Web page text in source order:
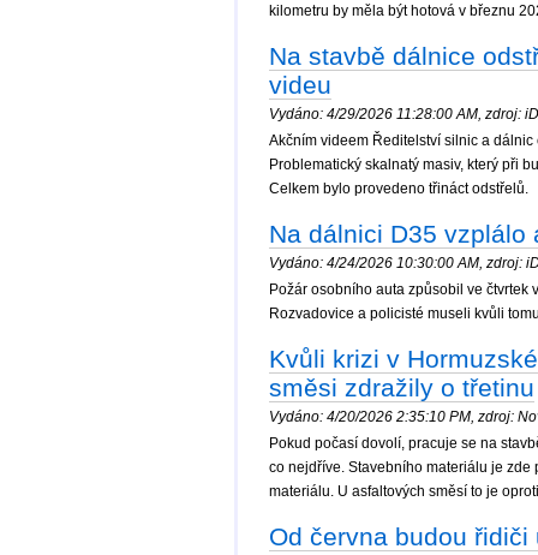
kilometru by měla být hotová v březnu
Na stavbě dálnice
videu
Vydáno: 4/29/2026 11:28:00 AM, zdroj:
Akčním videem Ředitelství silnic a
Problematický skalnatý masiv, který při
Celkem bylo provedeno třináct odstřelů.
Na dálnici D35 vzplálo
Vydáno: 4/24/2026 10:30:00 AM, zdroj:
Požár osobního auta způsobil ve
Rozvadovice a policisté museli kvůli
Kvůli krizi v
směsi zdražily o třetinu
Vydáno: 4/20/2026 2:35:10 PM, zdroj:
Pokud počasí dovolí, pracuje se na
co nejdříve. Stavebního materiálu je
materiálu. U asfaltových směsí to je
Od června budou